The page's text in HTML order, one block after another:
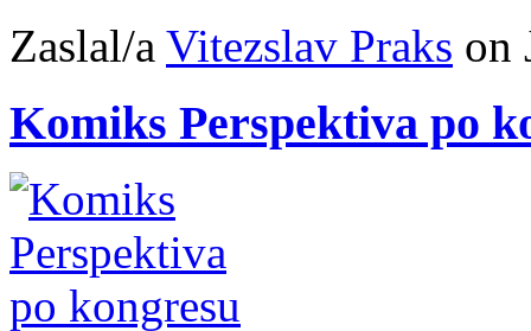
Zaslal/a Vitezslav Praks on
Komiks Perspektiva po